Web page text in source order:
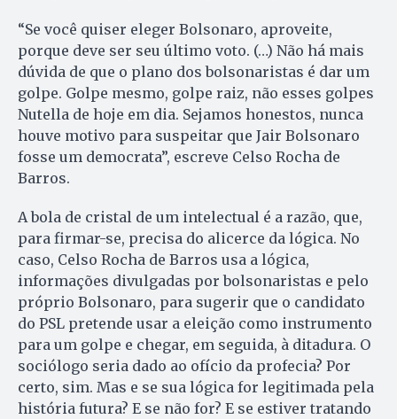
“Se você quiser eleger Bolso­naro, aproveite,
porque deve ser seu último voto. (…) Não há mais
dúvida de que o plano dos bolsonaristas é dar um
golpe. Golpe mesmo, golpe raiz, não esses golpes
Nutella de hoje em dia. Sejamos honestos, nunca
houve motivo para suspeitar que Jair Bolsonaro
fosse um democrata”, escreve Celso Rocha de
Barros.
A bola de cristal de um intelectual é a razão, que,
para firmar-se, precisa do alicerce da lógica. No
caso, Celso Rocha de Barros usa a lógica,
informações divulgadas por bolsonaristas e pelo
próprio Bolsonaro, para sugerir que o candidato
do PSL pretende usar a eleição como instrumento
para um golpe e chegar, em seguida, à ditadura. O
sociólogo seria dado ao ofício da profecia? Por
certo, sim. Mas e se sua lógica for legitimada pela
história futura? E se não for? E se estiver tratando